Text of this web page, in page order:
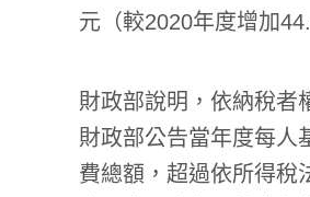
元（較2020年度增加
財政部說明，依納稅者
財政部公告當年度每人
費總額，超過依所得稅